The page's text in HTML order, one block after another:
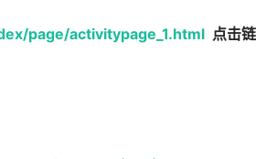
page/activitypage_1.html 点击